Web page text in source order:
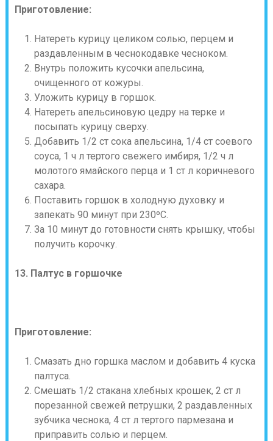
Приготовление:
Натереть курицу целиком солью, перцем и
раздавленным в чеснокодавке чесноком.
Внутрь положить кусочки апельсина,
очищенного от кожуры.
Уложить курицу в горшок.
Натереть апельсиновую цедру на терке и
посыпать курицу сверху.
Добавить 1/2 ст сока апельсина, 1/4 ст соевого
соуса, 1 ч л тертого свежего имбиря, 1/2 ч л
молотого ямайского перца и 1 ст л коричневого
сахара.
Поставить горшок в холодную духовку и
запекать 90 минут при 230ºС.
За 10 минут до готовности снять крышку, чтобы
получить корочку.
13. Палтус в горшочке
Приготовление:
Смазать дно горшка маслом и добавить 4 куска
палтуса.
Смешать 1/2 стакана хлебных крошек, 2 ст л
порезанной свежей петрушки, 2 раздавленных
зубчика чеснока, 4 ст л тертого пармезана и
приправить солью и перцем.